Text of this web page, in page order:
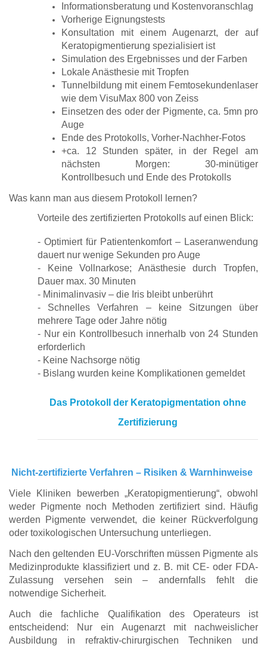
Informationsberatung und Kostenvoranschlag
Vorherige Eignungstests
Konsultation mit einem Augenarzt, der auf
Keratopigmentierung spezialisiert ist
Simulation des Ergebnisses und der Farben
Lokale Anästhesie mit Tropfen
Tunnelbildung mit einem Femtosekundenlaser
wie dem VisuMax 800 von Zeiss
Einsetzen des oder der Pigmente, ca. 5mn pro
Auge
Ende des Protokolls, Vorher-Nachher-Fotos
+ca. 12 Stunden später, in der Regel am
nächsten Morgen: 30-minütiger
Kontrollbesuch und Ende des Protokolls
Was kann man aus diesem Protokoll lernen?
Vorteile des zertifizierten Protokolls auf einen Blick:
- Optimiert für Patientenkomfort – Laseranwendung
dauert nur wenige Sekunden pro Auge
- Keine Vollnarkose; Anästhesie durch Tropfen,
Dauer max. 30 Minuten
- Minimalinvasiv – die Iris bleibt unberührt
- Schnelles Verfahren – keine Sitzungen über
mehrere Tage oder Jahre nötig
- Nur ein Kontrollbesuch innerhalb von 24 Stunden
erforderlich
- Keine Nachsorge nötig
- Bislang wurden keine Komplikationen gemeldet
Das Protokoll der Keratopigmentation ohne
Zertifizierung
Nicht-zertifizierte Verfahren – Risiken & Warnhinweise
Viele Kliniken bewerben „Keratopigmentierung“, obwohl
weder Pigmente noch Methoden zertifiziert sind. Häufig
werden Pigmente verwendet, die keiner Rückverfolgung
oder toxikologischen Untersuchung unterliegen.
Nach den geltenden EU-Vorschriften müssen Pigmente als
Medizinprodukte klassifiziert und z. B. mit CE- oder FDA-
Zulassung versehen sein – andernfalls fehlt die
notwendige Sicherheit.
Auch die fachliche Qualifikation des Operateurs ist
entscheidend: Nur ein Augenarzt mit nachweislicher
Ausbildung in refraktiv-chirurgischen Techniken und